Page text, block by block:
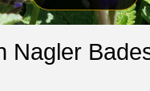
Nagler